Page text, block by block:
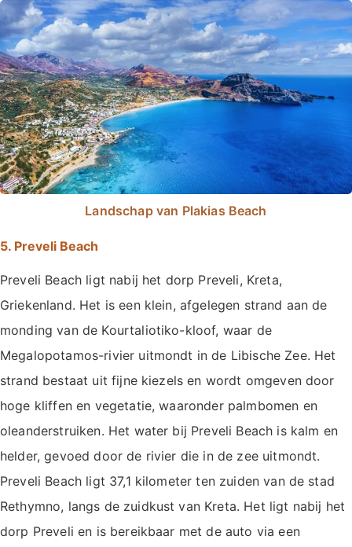
Landschap van Plakias Beach
5. Preveli Beach
Preveli Beach ligt nabij het dorp Preveli, Kreta,
Griekenland. Het is een klein, afgelegen strand aan de
monding van de Kourtaliotiko-kloof, waar de
Megalopotamos-rivier uitmondt in de Libische Zee. Het
strand bestaat uit fijne kiezels en wordt omgeven door
hoge kliffen en vegetatie, waaronder palmbomen en
oleanderstruiken. Het water bij Preveli Beach is kalm en
helder, gevoed door de rivier die in de zee uitmondt.
Preveli Beach ligt 37,1 kilometer ten zuiden van de stad
Rethymno, langs de zuidkust van Kreta. Het ligt nabij het
dorp Preveli en is bereikbaar met de auto via een